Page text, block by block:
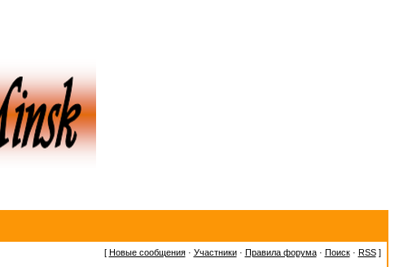
[ Новые сообщения· Участники· Правила форума· Поиск· RSS]